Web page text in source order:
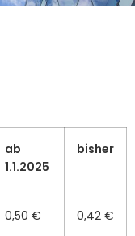
ab
1.1.2025
bisher
0,50 € 0,42 €